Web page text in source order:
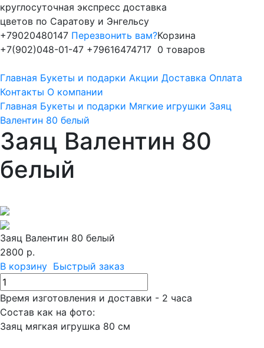
круглосуточная экспресс доставка
цветов по Саратову и Энгельсу
+79020480147 Перезвонить вам?
+7(902)048-01-47 +79616474717
Корзина
0 товаров
Главная Букеты и подарки Акции Доставка Оплата
Контакты О компании
Главная Букеты и подарки Мягкие игрушки Заяц
Валентин 80 белый
Заяц Валентин 80
белый
Заяц Валентин 80 белый
2800 р.
В корзину Быстрый заказ
Время изготовления и доставки - 2 часа
Состав как на фото:
Заяц мягкая игрушка 80 см